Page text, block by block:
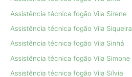
Assistência técnica fogão Vila Sirene
Assistência técnica fogão Vila Siqueira
Assistência técnica fogão Vila Sinhá
Assistência técnica fogão Vila Simone
Assistência técnica fogão Vila Sílvia